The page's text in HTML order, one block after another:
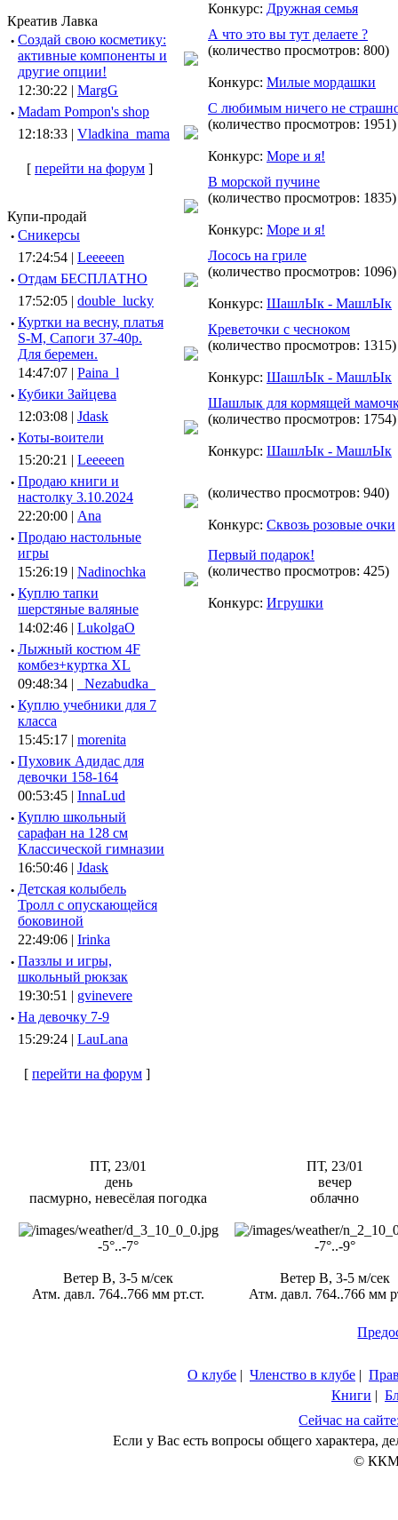
Креатив Лавка
· Создай свою косметику:
активные компоненты и
другие опции!
12:30:22 | MargG
· Madam Pompon's shop
12:18:33 | Vladkina_mama
[ перейти на форум ]
Купи-продай
· Сникерсы
17:24:54 | Leeeeen
· Отдам БЕСПЛАТНО
17:52:05 | double_lucky
· Куртки на весну, платья
S-M, Сапоги 37-40р.
Для беремен.
14:47:07 | Paina_l
· Кубики Зайцева
12:03:08 | Jdask
· Коты-воители
15:20:21 | Leeeeen
· Продаю книги и
настолку 3.10.2024
22:20:00 | Ana
· Продаю настольные
игры
15:26:19 | Nadinochka
· Куплю тапки
шерстяные валяные
14:02:46 | LukolgaO
· Лыжный костюм 4F
комбез+куртка XL
09:48:34 |
_Nezabudka_
· Куплю учебники для 7
класса
15:45:17 | morenita
· Пуховик Адидас для
девочки 158-164
00:53:45 | InnaLud
· Куплю школьный
сарафан на 128 см
Классической гимназии
16:50:46 | Jdask
· Детская колыбель
Тролл с опускающейся
боковиной
22:49:06 | Irinka
· Паззлы и игры,
школьный рюкзак
19:30:51 | gvinevere
· Hа девочку 7-9
15:29:24 | LauLana
[ перейти на форум ]
Конкурс: Дружная семья
А что это вы тут делаете ?
(количество просмотров: 800)
Конкурс: Милые мордашки
С любимым ничего не
(количество просмотров: 1951)
Конкурс: Море и я!
В морской пучине
(количество просмотров: 1835)
Конкурс: Море и я!
Лосось на гриле
(количество просмотров: 1096)
Конкурс: ШашлЫк - МашлЫк
Креветочки с чесноком
(количество просмотров: 1315)
Конкурс: ШашлЫк - МашлЫк
Шашлык для кормящей
(количество просмотров: 1754)
Конкурс: ШашлЫк - МашлЫк
(количество просмотров: 940)
Конкурс: Сквозь розовые очки
Первый подарок!
(количество просмотров: 425)
Конкурс: Игрушки
ПТ, 23/01
день
пасмурно, невесёлая погодка
-5°..-7°
Ветер В, 3-5 м/сек
Атм. давл. 764..766 мм рт.ст.
ПТ, 23/01
вечер
облачно
-7°..-9°
Ветер В, 3-5 м/сек
Атм. давл. 764..766 мм
О клубе | Членство в клубе |
Книги |
Сейчас на
Если у Вас есть вопросы общего характера,
© ККМ